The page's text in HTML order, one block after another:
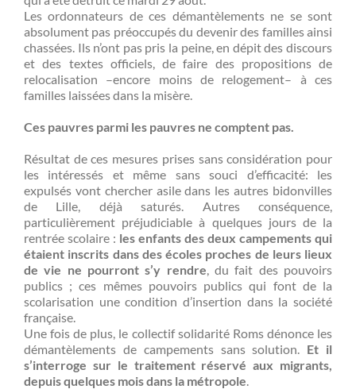
Les ordonnateurs de ces démantèlements ne se sont
absolument pas préoccupés du devenir des familles ainsi
chassées. Ils n’ont pas pris la peine, en dépit des discours
et des textes officiels, de faire des propositions de
relocalisation –encore moins de relogement– à ces
familles laissées dans la misère.
Ces pauvres parmi les pauvres ne comptent pas.
Résultat de ces mesures prises sans considération pour
les intéressés et même sans souci d’efficacité: les
expulsés vont chercher asile dans les autres bidonvilles
de Lille, déjà saturés. Autres conséquence,
particulièrement préjudiciable à quelques jours de la
rentrée scolaire : les enfants des deux campements qui
étaient inscrits dans des écoles proches de leurs lieux
de vie ne pourront s’y rendre , du fait des pouvoirs
publics ; ces mêmes pouvoirs publics qui font de la
scolarisation une condition d’insertion dans la société
française.
Une fois de plus, le collectif solidarité Roms dénonce les
démantèlements de campements sans solution. Et il
s’interroge sur le traitement réservé aux migrants,
depuis quelques mois dans la métropole